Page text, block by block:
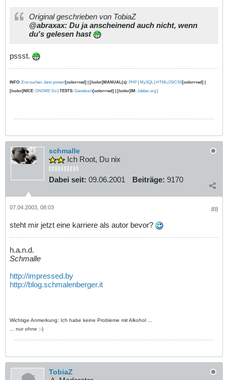
Original geschrieben von TobiaZ
@abraxax: Du ja anscheinend auch nicht, wenn
du's gelesen hast
pssst.
INFO: Erst suchen, dann posten![color=red] | [/color]MANUAL(s): PHP MySQL| HTML/JS/CSS[color=red] |
[/color]NICE: GNOME Do TESTS: Gästebuch[color=red] | [/color]IM : Jabber.org
schmalle
Ich Root, Du nix
Dabei seit: 09.06.2001 Beiträge: 9170
#8
07.04.2003, 08:03
steht mir jetzt eine karriere als autor bevor?
h.a.n.d.
Schmalle
http://impressed.by
http://blog.schmalenberger.it
Wichtige Anmerkung: Ich habe keine Probleme mit Alkohol ...
... nur ohne :-)
TobiaZ